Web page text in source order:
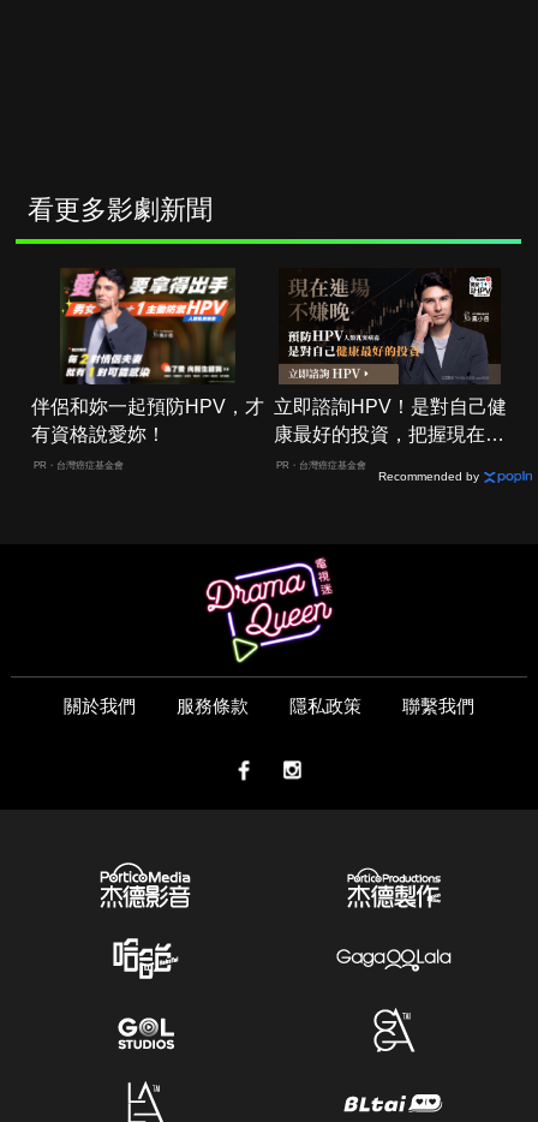
看更多影劇新聞
伴侶和妳一起預防HPV，才
有資格說愛妳！
PR・台灣癌症基金會
立即諮詢HPV！是對自己健
康最好的投資，把握現在不
嫌晚！
PR・台灣癌症基金會
Recommended by
關於我們 服務條款 隱私政策 聯繫我們